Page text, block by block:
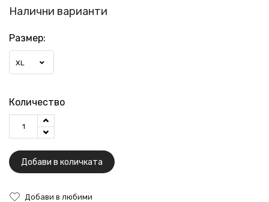
Налични варианти
Размер:
XL
Количество
Добави в количката
Добави в любими